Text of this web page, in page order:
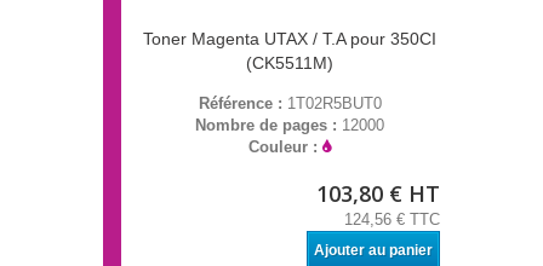
Toner Magenta UTAX / T.A pour 350CI
(CK5511M)
Référence : 1T02R5BUT0
Nombre de pages : 12000
Couleur :
103,80 € HT
124,56 € TTC
Ajouter au panier